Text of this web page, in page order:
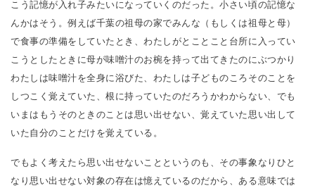
こう記憶が入れ子みたいになっていくのだった。小さい頃の記憶な
んかはそう。例えば千葉の祖母の家でみんな（もしくは祖母と母）
で食事の準備をしていたとき、わたしがとことこと台所に入ってい
こうとしたときに母が味噌汁のお椀を持って出てきたのにぶつかり
わたしは味噌汁を全身に浴びた、わたしは子どものころそのことを
しつこく覚えていた、根に持っていたのだろうかわからない、でも
いまはもうそのときのことは思い出せない、覚えていた思い出して
いた自分のことだけを覚えている。
でもよく考えたら思い出せないことというのも、その事象なりひと
なり思い出せない対象の存在は憶えているのだから、ある意味では